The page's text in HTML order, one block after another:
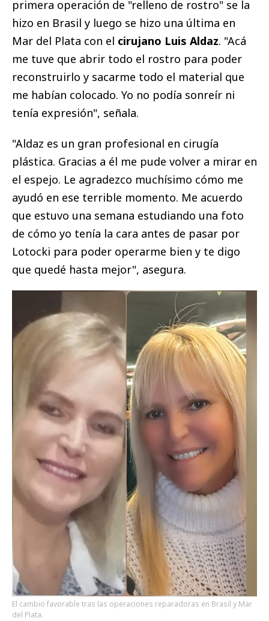
primera operación de "relleno de rostro" se la
hizo en Brasil y luego se hizo una última en
Mar del Plata con el cirujano Luis Aldaz. "Acá
me tuve que abrir todo el rostro para poder
reconstruirlo y sacarme todo el material que
me habían colocado. Yo no podía sonreír ni
tenía expresión", señala.
"Aldaz es un gran profesional en cirugía
plástica. Gracias a él me pude volver a mirar en
el espejo. Le agradezco muchísimo cómo me
ayudó en ese terrible momento. Me acuerdo
que estuvo una semana estudiando una foto
de cómo yo tenía la cara antes de pasar por
Lotocki para poder operarme bien y te digo
que quedé hasta mejor", asegura.
El cambio favorable tras las operaciones reparadoras en Brasil y Mar
del Plata.